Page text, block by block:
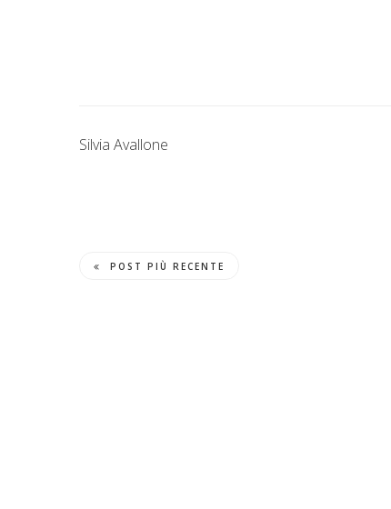
Silvia Avallone
POST PIÙ RECENTE